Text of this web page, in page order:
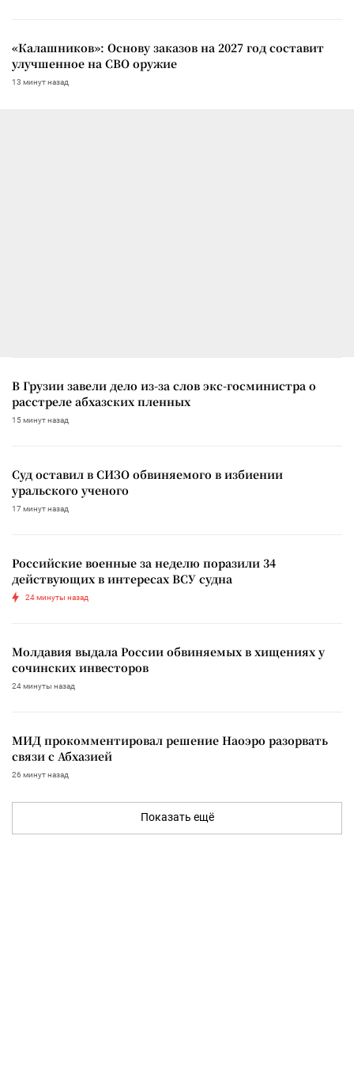
«Калашников»: Основу заказов на 2027 год составит
улучшенное на СВО оружие
13 минут назад
В Грузии завели дело из-за слов экс-госминистра о
расстреле абхазских пленных
15 минут назад
Суд оставил в СИЗО обвиняемого в избиении
уральского ученого
17 минут назад
Российские военные за неделю поразили 34
действующих в интересах ВСУ судна
24 минуты назад
Молдавия выдала России обвиняемых в хищениях у
сочинских инвесторов
24 минуты назад
МИД прокомментировал решение Наоэро разорвать
связи с Абхазией
26 минут назад
Показать ещё